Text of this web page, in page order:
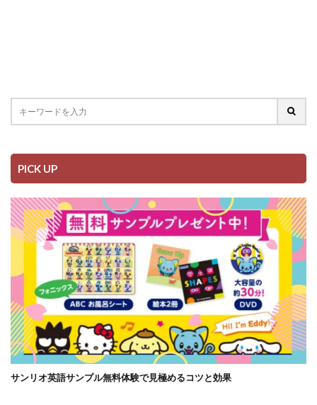
PICK UP
サンリオ英語サンプル無料体験で見極めるコツと効果